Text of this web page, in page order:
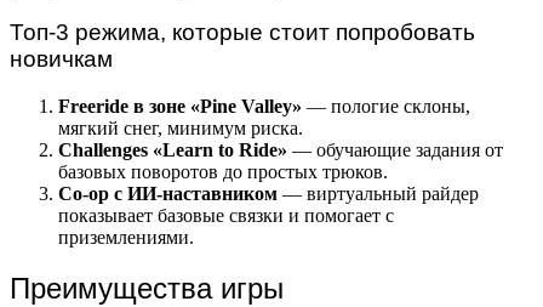
Топ-3 режима, которые стоит попробовать
новичкам
Freeride в зоне «Pine Valley» — пологие склоны,
мягкий снег, минимум риска.
Challenges «Learn to Ride» — обучающие задания от
базовых поворотов до простых трюков.
Co-op с ИИ-наставником — виртуальный райдер
показывает базовые связки и помогает с
приземлениями.
Преимущества игры